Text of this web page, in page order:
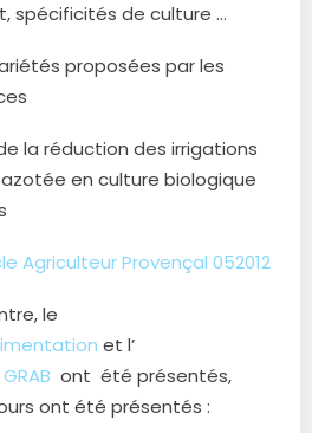
spécificités de culture …
proposées par les
la réduction des irrigations
en culture biologique
Agriculteur Provençal 052012
le
et l’
ont été présentés,
ont été présentés :